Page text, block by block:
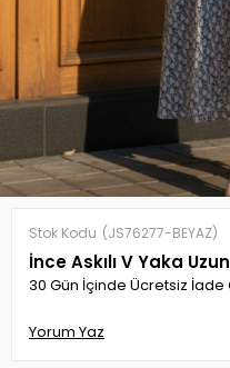
Stok Kodu (JS76277-BEYAZ)
İnce Askılı V Yaka
30 Gün İçinde Ücretsiz İade
Yorum Yaz